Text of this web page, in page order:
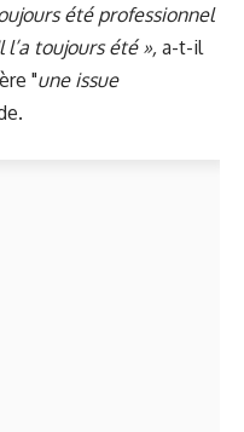
été professionnel
toujours été », a-t-il
"une issue